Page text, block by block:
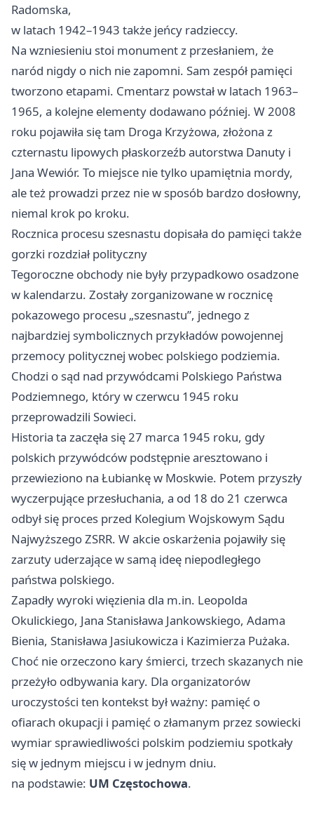
Radomska,
w latach 1942–1943 także jeńcy radzieccy.
Na wzniesieniu stoi monument z przesłaniem, że
naród nigdy o nich nie zapomni. Sam zespół pamięci
tworzono etapami. Cmentarz powstał w latach 1963–
1965, a kolejne elementy dodawano później. W 2008
roku pojawiła się tam Droga Krzyżowa, złożona z
czternastu lipowych płaskorzeźb autorstwa Danuty i
Jana Wewiór. To miejsce nie tylko upamiętnia mordy,
ale też prowadzi przez nie w sposób bardzo dosłowny,
niemal krok po kroku.
Rocznica procesu szesnastu dopisała do pamięci także
gorzki rozdział polityczny
Tegoroczne obchody nie były przypadkowo osadzone
w kalendarzu. Zostały zorganizowane w rocznicę
pokazowego procesu „szesnastu”, jednego z
najbardziej symbolicznych przykładów powojennej
przemocy politycznej wobec polskiego podziemia.
Chodzi o sąd nad przywódcami Polskiego Państwa
Podziemnego, który w czerwcu 1945 roku
przeprowadzili Sowieci.
Historia ta zaczęła się 27 marca 1945 roku, gdy
polskich przywódców podstępnie aresztowano i
przewieziono na Łubiankę w Moskwie. Potem przyszły
wyczerpujące przesłuchania, a od 18 do 21 czerwca
odbył się proces przed Kolegium Wojskowym Sądu
Najwyższego ZSRR. W akcie oskarżenia pojawiły się
zarzuty uderzające w samą ideę niepodległego
państwa polskiego.
Zapadły wyroki więzienia dla m.in. Leopolda
Okulickiego, Jana Stanisława Jankowskiego, Adama
Bienia, Stanisława Jasiukowicza i Kazimierza Pużaka.
Choć nie orzeczono kary śmierci, trzech skazanych nie
przeżyło odbywania kary. Dla organizatorów
uroczystości ten kontekst był ważny: pamięć o
ofiarach okupacji i pamięć o złamanym przez sowiecki
wymiar sprawiedliwości polskim podziemiu spotkały
się w jednym miejscu i w jednym dniu.
na podstawie: UM Częstochowa.